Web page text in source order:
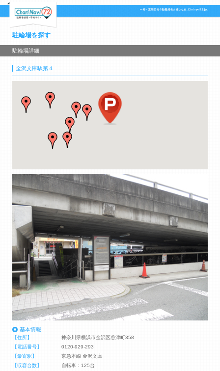
駐輪場を探す
駐輪場詳細
金沢文庫駅第４
基本情報
【住所】
神奈川県横浜市金沢区谷津町358
【電話番号】
0120-929-293
【最寄駅】
京急本線 金沢文庫
【収容台数】
自転車：125台